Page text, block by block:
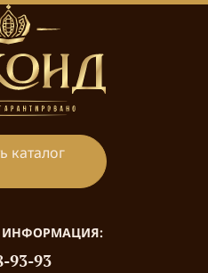
ИНФОРМАЦИЯ:
93-93
каталог